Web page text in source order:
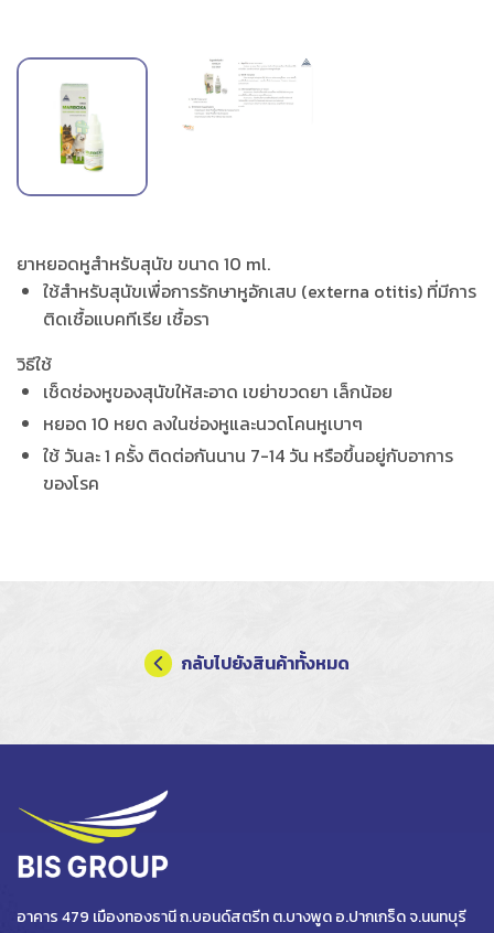
ยาหยอดหูสำหรับสุนัข ขนาด 10 ml.
ใช้สำหรับสุนัขเพื่อการรักษาหูอักเสบ (externa otitis) ที่มีการ
ติดเชื้อแบคทีเรีย เชื้อรา
วิธีใช้
เช็ดช่องหูของสุนัขให้สะอาด เขย่าขวดยา เล็กน้อย
หยอด 10 หยด ลงในช่องหูและนวดโคนหูเบาๆ
ใช้ วันละ 1 ครั้ง ติดต่อกันนาน 7-14 วัน หรือขึ้นอยู่กับอาการ
ของโรค
กลับไปยังสินค้าทั้งหมด
อาคาร 479 เมืองทองธานี ถ.บอนด์สตรีท ต.บางพูด อ.ปากเกร็ด จ.นนทบุรี